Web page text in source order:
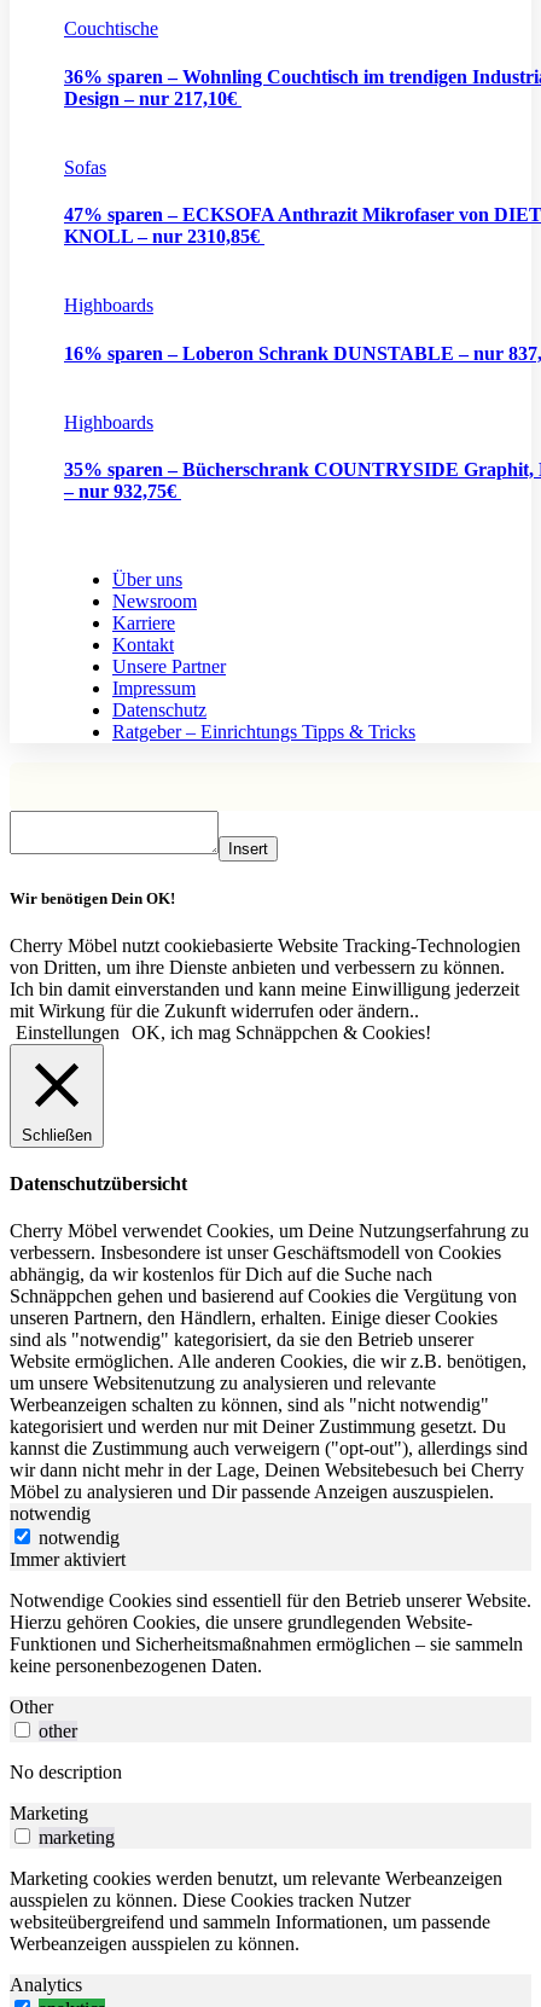
Couchtische
36% sparen – Wohnling Couchtisch im trendigen
Design – nur 217,10€
Sofas
47% sparen – ECKSOFA Anthrazit Mikrofaser von
KNOLL – nur 2310,85€
Highboards
16% sparen – Loberon Schrank DUNSTABLE – nur
Highboards
35% sparen – Bücherschrank COUNTRYSIDE Graphit,
– nur 932,75€
Über uns
Newsroom
Karriere
Kontakt
Unsere Partner
Impressum
Datenschutz
Ratgeber – Einrichtungs Tipps & Tricks
Insert
Wir benötigen Dein OK!
Cherry Möbel nutzt cookiebasierte Website Tracking-Technologien
von Dritten, um ihre Dienste anbieten und verbessern zu können.
Ich bin damit einverstanden und kann meine Einwilligung jederzeit
mit Wirkung für die Zukunft widerrufen oder ändern..
Einstellungen
OK, ich mag Schnäppchen & Cookies!
Schließen
Datenschutzübersicht
Cherry Möbel verwendet Cookies, um Deine Nutzungserfahrung zu
verbessern. Insbesondere ist unser Geschäftsmodell von Cookies
abhängig, da wir kostenlos für Dich auf die Suche nach
Schnäppchen gehen und basierend auf Cookies die Vergütung von
unseren Partnern, den Händlern, erhalten. Einige dieser Cookies
sind als "notwendig" kategorisiert, da sie den Betrieb unserer
Website ermöglichen. Alle anderen Cookies, die wir z.B. benötigen,
um unsere Websitenutzung zu analysieren und relevante
Werbeanzeigen schalten zu können, sind als "nicht notwendig"
kategorisiert und werden nur mit Deiner Zustimmung gesetzt. Du
kannst die Zustimmung auch verweigern ("opt-out"), allerdings sind
wir dann nicht mehr in der Lage, Deinen Websitebesuch bei Cherry
Möbel zu analysieren und Dir passende Anzeigen auszuspielen.
notwendig
notwendig
Immer aktiviert
Notwendige Cookies sind essentiell für den Betrieb unserer Website.
Hierzu gehören Cookies, die unsere grundlegenden Website-
Funktionen und Sicherheitsmaßnahmen ermöglichen – sie sammeln
keine personenbezogenen Daten.
Other
other
No description
Marketing
marketing
Marketing cookies werden benutzt, um relevante Werbeanzeigen
ausspielen zu können. Diese Cookies tracken Nutzer
websiteübergreifend und sammeln Informationen, um passende
Werbeanzeigen ausspielen zu können.
Analytics